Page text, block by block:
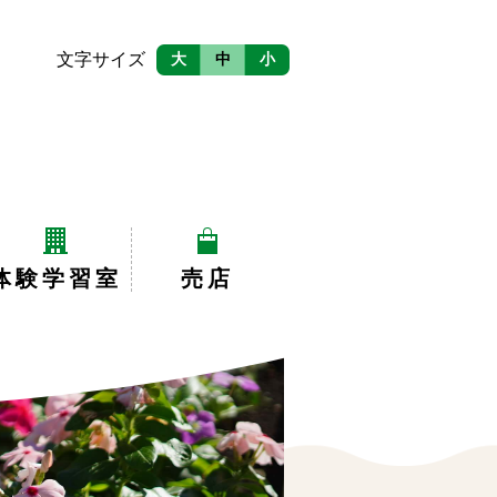
験学習室 売店
文字サイズ 大 中 小